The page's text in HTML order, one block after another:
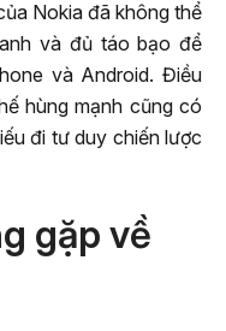
Nokia đã không thể
và đủ táo bạo để
và Android. Điều
hùng mạnh cũng có
đi tư duy chiến lược
gặp về